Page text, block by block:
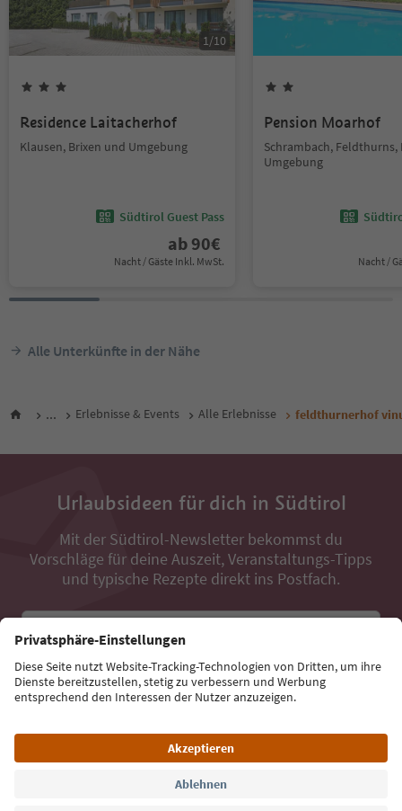
1/10
Residence Laitacherhof
Klausen, Brixen und Umgebung
Südtirol Guest Pass
ab 90€
Nacht / Gäste Inkl. MwSt.
Pension Moarhof
Schrambach, Feldthurns,
Umgebung
Nacht /
Alle Unterkünfte in der Nähe
... Erlebnisse & Events Alle Erlebnisse feldthurnerhof
Urlaubsideen für dich in Südtirol
Mit der Südtirol-Newsletter bekommst du
Vorschläge für deine Auszeit, Veranstaltungs-Tipps
und typische Rezepte direkt ins Postfach.
E-Mail Adresse
Jetzt anmelden